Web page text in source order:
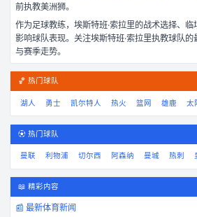
前执教美洲狮。
作为足球教练， 埃斯特班·索拉里的战术选择、临
影响球队表现。关注埃斯特班·索拉里执教球队的
与赛季走势。
🏀 热门球队
湖人 勇士 凯尔特人 热火 篮网 雄鹿 太
⚽ 热门球队
曼联 利物浦 切尔西 阿森纳 曼城 热刺
📖 精彩内容
📰 最新体育新闻